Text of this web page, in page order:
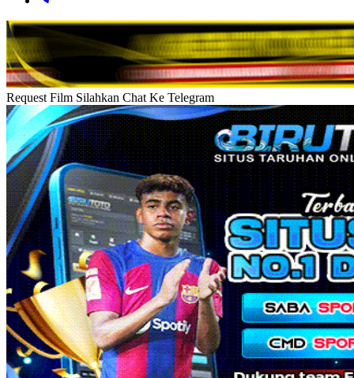
Request Film Silahkan Chat Ke Telegram